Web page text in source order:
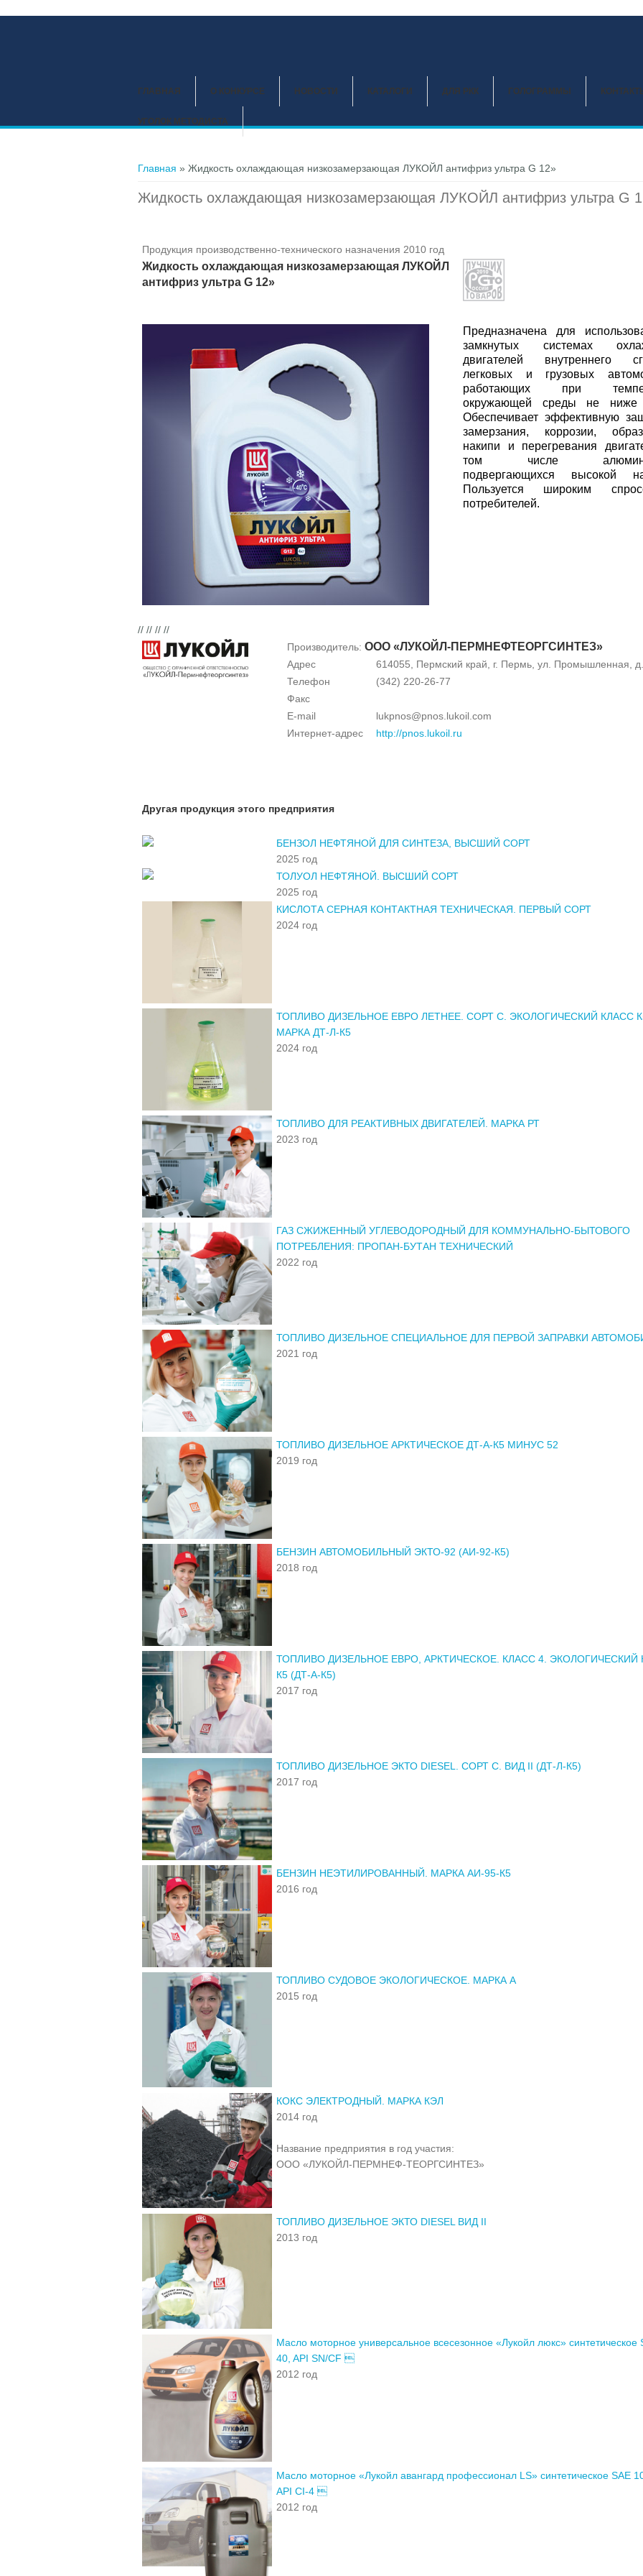
ГЛАВНАЯ О КОНКУРСЕ НОВОСТИ КАТАЛОГИ ДЛЯ РКК ГОЛОГРАММЫ
УГОЛОК МЕТОДИСТА
Вы здесь
Главная » Жидкость охлаждающая низкозамерзающая ЛУКОЙЛ антифриз ультра G 12»
Жидкость охлаждающая низкозамерзающая ЛУКОЙЛ антифриз ультра G
Продукция производственно-технического назначения 2010 год
Жидкость охлаждающая низкозамерзающая ЛУКОЙЛ
антифриз ультра G 12»
Предназначена для
замкнутых системах
двигателей внутреннего
легковых и грузовых
работающих при
окружающей среды не ниже
Обеспечивает эффективную
замерзания, коррозии,
накипи и перегревания
том числе
подвергающихся высокой
Пользуется широким
потребителей.
// // // //
Производитель: ООО «ЛУКОЙЛ-ПЕРМНЕФТЕОРГСИНТЕЗ»
Адрес
614055, Пермский край, г. Пермь, ул. Промышленная,
Телефон
(342) 220-26-77
Факс
E-mail
lukpnos@pnos.lukoil.com
Интернет-адрес
http://pnos.lukoil.ru
Другая продукция этого предприятия
БЕНЗОЛ НЕФТЯНОЙ ДЛЯ СИНТЕЗА, ВЫСШИЙ СОРТ
2025 год
ТОЛУОЛ НЕФТЯНОЙ. ВЫСШИЙ СОРТ
2025 год
КИСЛОТА СЕРНАЯ КОНТАКТНАЯ ТЕХНИЧЕСКАЯ. ПЕРВЫЙ СОРТ
2024 год
ТОПЛИВО ДИЗЕЛЬНОЕ ЕВРО ЛЕТНЕЕ. СОРТ С. ЭКОЛОГИЧЕСКИЙ КЛАСС
МАРКА ДТ-Л-К5
2024 год
ТОПЛИВО ДЛЯ РЕАКТИВНЫХ ДВИГАТЕЛЕЙ. МАРКА РТ
2023 год
ГАЗ СЖИЖЕННЫЙ УГЛЕВОДОРОДНЫЙ ДЛЯ КОММУНАЛЬНО-БЫТОВОГО
ПОТРЕБЛЕНИЯ: ПРОПАН-БУТАН ТЕХНИЧЕСКИЙ
2022 год
ТОПЛИВО ДИЗЕЛЬНОЕ СПЕЦИАЛЬНОЕ ДЛЯ ПЕРВОЙ ЗАПРАВКИ
2021 год
ТОПЛИВО ДИЗЕЛЬНОЕ АРКТИЧЕСКОЕ ДТ-А-К5 МИНУС 52
2019 год
БЕНЗИН АВТОМОБИЛЬНЫЙ ЭКТО-92 (АИ-92-К5)
2018 год
ТОПЛИВО ДИЗЕЛЬНОЕ ЕВРО, АРКТИЧЕСКОЕ. КЛАСС 4. ЭКОЛОГИЧЕСКИЙ
К5 (ДТ-А-К5)
2017 год
ТОПЛИВО ДИЗЕЛЬНОЕ ЭКТО DIESEL. СОРТ С. ВИД II (ДТ-Л-К5)
2017 год
БЕНЗИН НЕЭТИЛИРОВАННЫЙ. МАРКА АИ-95-К5
2016 год
ТОПЛИВО СУДОВОЕ ЭКОЛОГИЧЕСКОЕ. МАРКА А
2015 год
КОКС ЭЛЕКТРОДНЫЙ. МАРКА КЭЛ
2014 год
Название предприятия в год участия:
ООО «ЛУКОЙЛ-ПЕРМНЕФ-ТЕОРГСИНТЕЗ»
ТОПЛИВО ДИЗЕЛЬНОЕ ЭКТО DIESEL ВИД II
2013 год
Масло моторное универсальное всесезонное «Лукойл люкс» синтетическое
40, API SN/CF 
2012 год
Масло моторное «Лукойл авангард профессионал LS» синтетическое SAE
API CI-4 
2012 год